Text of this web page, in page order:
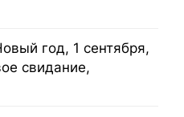
год, 1 сентября,
свидание,